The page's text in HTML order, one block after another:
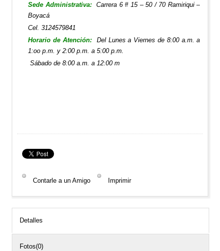
Sede Administrativa:
Carrera 6 # 15 – 50 / 70Ramiriqui –
Boyacá
Cel. 3124579841
Horario de Atención: Del Lunes a Viernes de 8:00 a.m. a
1:oo p.m. y 2:00 p.m. a 5:00 p.m.
Sábado de 8:00 a.m. a 12:00 m
Contarle a un Amigo Imprimir
Detalles
Fotos(0)